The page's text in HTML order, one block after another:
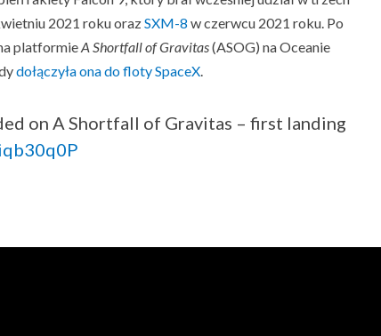
2021 roku orazSXM-8 w czerwcu 2021 roku. Po
platformieA Shortfall of Gravitas(ASOG) na Oceanie
dołączyła ona do floty SpaceX
on A Shortfall of Gravitas – first landing